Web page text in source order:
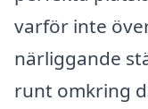
varför inte
närliggande
runt omkring